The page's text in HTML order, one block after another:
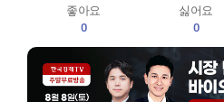
좋아요
0
싫어요
0